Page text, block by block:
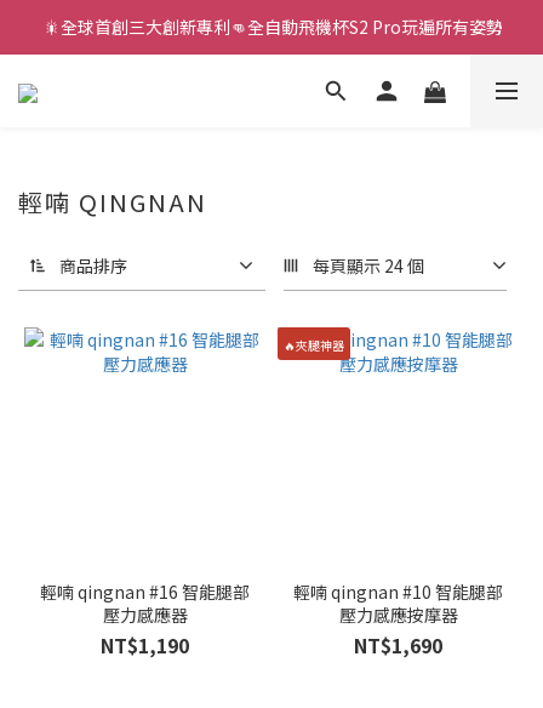
新款智能炮機👍小奶狗🩷小飛象💜
🎇全球首創三大創新專利👊全自動飛機杯S2 Pro玩遍所有姿勢
新款智能炮機👍小奶狗🩷小飛象💜
輕喃 QINGNAN
商品排序 每頁顯示 24 個
輕喃 qingnan #16 智能腿部
壓力感應器
NT$1,190
🔥夾腿神器
輕喃 qingnan #10 智能腿部
壓力感應按摩器
NT$1,690